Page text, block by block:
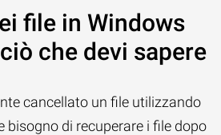
file in Windows
che devi sapere
cancellato un file utilizzando
bisogno di recuperare i file dopo